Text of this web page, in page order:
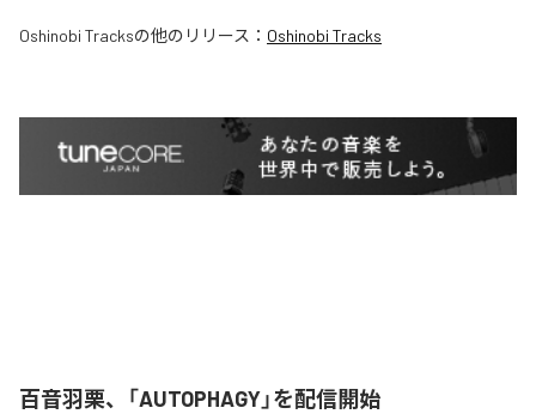
Oshinobi Tracksの他のリリース： Oshinobi Tracks
百音羽栗、「AUTOPHAGY」を配信開始